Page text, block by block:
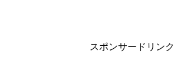
スポンサードリンク